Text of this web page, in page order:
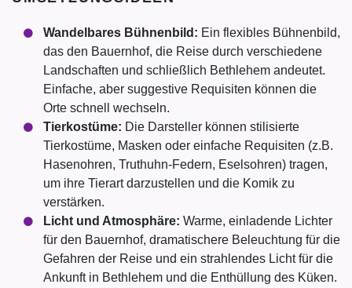
Wandelbares Bühnenbild: Ein flexibles Bühnenbild,
das den Bauernhof, die Reise durch verschiedene
Landschaften und schließlich Bethlehem andeutet.
Einfache, aber suggestive Requisiten können die
Orte schnell wechseln.
Tierkostüme: Die Darsteller können stilisierte
Tierkostüme, Masken oder einfache Requisiten (z.B.
Hasenohren, Truthuhn-Federn, Eselsohren) tragen,
um ihre Tierart darzustellen und die Komik zu
verstärken.
Licht und Atmosphäre: Warme, einladende Lichter
für den Bauernhof, dramatischere Beleuchtung für die
Gefahren der Reise und ein strahlendes Licht für die
Ankunft in Bethlehem und die Enthüllung des Küken.